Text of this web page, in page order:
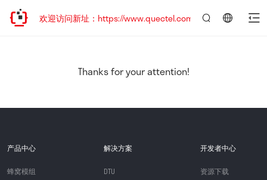
已迁移，欢迎访问新址：https://www.quectel.com.cn
Thanks for your attention!
产品中心
蜂窝模组
解决方案
DTU
开发者中心
资源下载